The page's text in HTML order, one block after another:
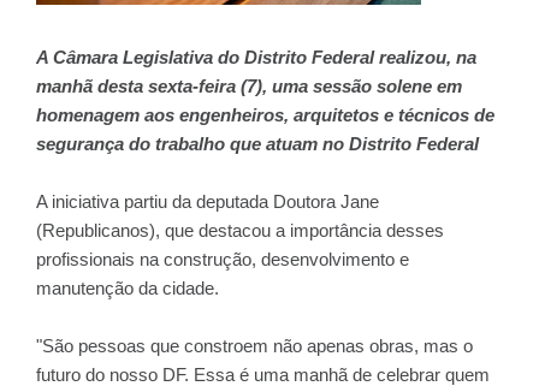
A Câmara Legislativa do Distrito Federal realizou, na
manhã desta sexta-feira (7), uma sessão solene em
homenagem aos engenheiros, arquitetos e técnicos de
segurança do trabalho que atuam no Distrito Federal
A iniciativa partiu da deputada Doutora Jane
(Republicanos), que destacou a importância desses
profissionais na construção, desenvolvimento e
manutenção da cidade.
"São pessoas que constroem não apenas obras, mas o
futuro do nosso DF. Essa é uma manhã de celebrar quem